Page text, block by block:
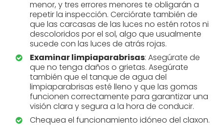
menor, y tres errores menores te obligarán a
repetir la inspección. Cerciórate también de
que las carcasas de las luces no estén rotos ni
descoloridos por el sol, algo que usualmente
sucede con las luces de atrás rojas.
Examinar limpiaparabrisas: Asegúrate de
que no tenga daños o grietas. Asegúrate
también que el tanque de agua del
limpiaparabrisas esté lleno y que las gomas
funcionen correctamente para garantizar una
visión clara y segura a la hora de conducir.
Chequea el funcionamiento idóneo del claxon.